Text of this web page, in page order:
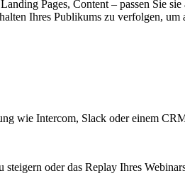
Pages, Content – passen Sie
Ihres Publikums zu verfolgen,
wie Intercom, Slack oder einem
oder das Replay Ihres